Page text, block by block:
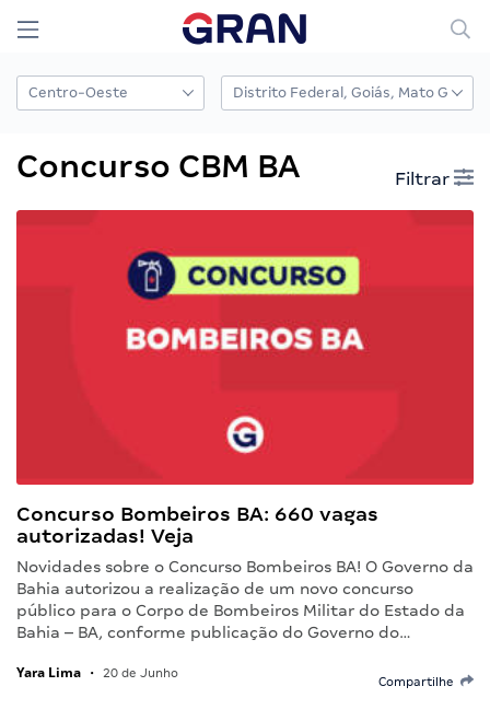
Concurso CBM BA Filtrar
Concurso Bombeiros BA: 660 vagas
autorizadas! Veja
Novidades sobre o Concurso Bombeiros BA! O Governo da
Bahia autorizou a realização de um novo concurso
público para o Corpo de Bombeiros Militar do Estado da
Bahia – BA, conforme publicação do Governo do…
Yara Lima • 20 de Junho
Compartilhe